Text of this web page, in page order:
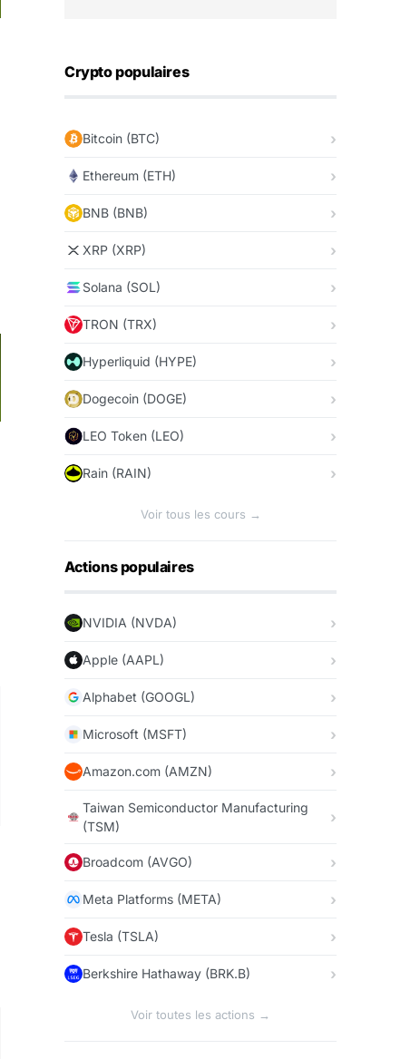
Crypto populaires
Bitcoin (BTC)
Ethereum (ETH)
BNB (BNB)
XRP (XRP)
Solana (SOL)
TRON (TRX)
Hyperliquid (HYPE)
Dogecoin (DOGE)
LEO Token (LEO)
Rain (RAIN)
Voir tous les cours →
Actions populaires
NVIDIA (NVDA)
Apple (AAPL)
Alphabet (GOOGL)
Microsoft (MSFT)
Amazon.com (AMZN)
Taiwan Semiconductor Manufacturing
(TSM)
Broadcom (AVGO)
Meta Platforms (META)
Tesla (TSLA)
Berkshire Hathaway (BRK.B)
Voir toutes les actions →